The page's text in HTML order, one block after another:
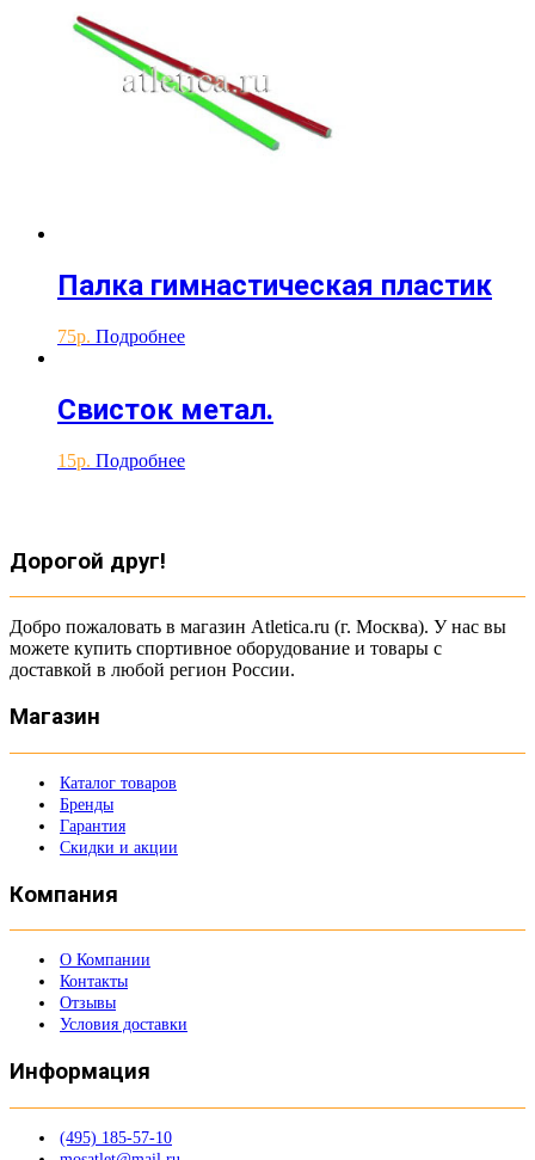
Палка гимнастическая пластик
75 Подробнее
Свисток метал.
15 Подробнее
Дорогой друг!
Добро пожаловать в магазин Atletica.ru (г. Москва). У нас вы
можете купить спортивное оборудование и товары с
доставкой в любой регион России.
Магазин
Каталог товаров
Бренды
Гарантия
Скидки и акции
Компания
О Компании
Контакты
Отзывы
Условия доставки
Информация
(495) 185-57-10